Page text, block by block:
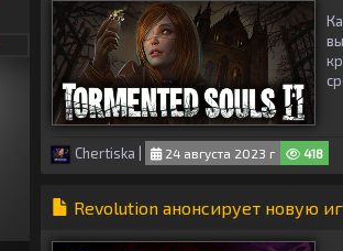
Chertiska 24 августа 2023 г 418
Revolution анонсирует новую